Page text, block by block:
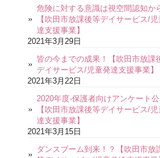
危険に対する意識は視空間認知か
【吹田市放課後等デイサービス/児
達支援事業】
2021年3月29日
皆の今までの成果！【吹田市放課
デイサービス/児童発達支援事業】
2021年3月22日
2020年度-保護者向けアンケート
【吹田市放課後等デイサービス/児
達支援事業】
2021年3月15日
ダンスブーム到来！？【吹田市放